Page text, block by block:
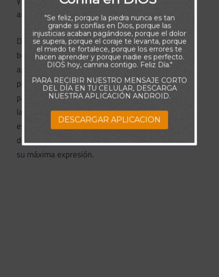
animarla.
Del mismo modo, el Espíritu Santo puede guiarte a
buscar una oportunidad que nunca imaginaste que
aprovecharías. Lo más sabio es someterse a Su
plan, independientemente de que tenga sentido
para ti o no. El Espíritu del Dios vivo conoce todas
las cosas, incluido el futuro, y Su dirección siempre
es para tu beneficio. No sólo estarás en el camino
de la vida, sino que también la experimentarás en
su máxima expresión.
"Se feliz, porque la piedra nunca es tan
grande si confías en Dios, porque las
injusticias acaban pagándose, porque el dolor
se supera, porque el coraje te levanta, porque
el miedo te fortalece, porque los errores te
hacen aprender y porque nadie es perfecto.
DIOS hoy, camina contigo. Feliz Día."
PARA RECIBIR NUESTRO MENSAJE CORTO
DEL DÍA EN TU CELULAR, DESCARGA
NUESTRA APLICACIÓN ANDROID.
DESCARGAR APLICACION